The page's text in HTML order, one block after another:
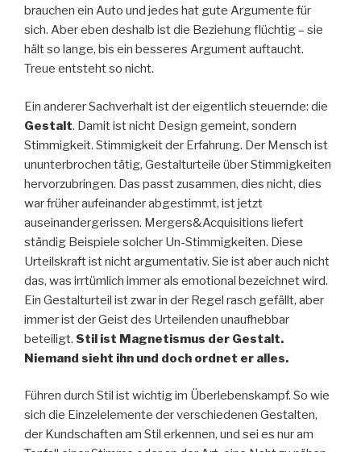
brauchen ein Auto und jedes hat gute Argumente für
sich. Aber eben deshalb ist die Beziehung flüchtig – sie
hält so lange, bis ein besseres Argument auftaucht.
Treue entsteht so nicht.
Ein anderer Sachverhalt ist der eigentlich steuernde: die
Gestalt. Damit ist nicht Design gemeint, sondern
Stimmigkeit. Stimmigkeit der Erfahrung. Der Mensch ist
ununterbrochen tätig, Gestalturteile über Stimmigkeiten
hervorzubringen. Das passt zusammen, dies nicht, dies
war früher aufeinander abgestimmt, ist jetzt
auseinandergerissen. Mergers&Acquisitions liefert
ständig Beispiele solcher Un-Stimmigkeiten. Diese
Urteilskraft ist nicht argumentativ. Sie ist aber auch nicht
das, was irrtümlich immer als emotional bezeichnet wird.
Ein Gestalturteil ist zwar in der Regel rasch gefällt, aber
immer ist der Geist des Urteilenden unaufhebbar
beteiligt. Stil ist Magnetismus der Gestalt.
Niemand sieht ihn und doch ordnet er alles.
Führen durch Stil ist wichtig im Überlebenskampf. So wie
sich die Einzelelemente der verschiedenen Gestalten,
der Kundschaften am Stil erkennen, und sei es nur am